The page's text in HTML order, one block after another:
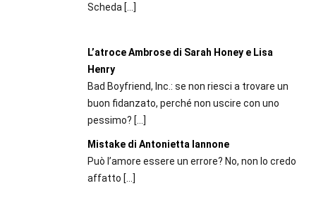
Scheda […]
L’atroce Ambrose di Sarah Honey e Lisa
Henry
Bad Boyfriend, Inc.: se non riesci a trovare un
buon fidanzato, perché non uscire con uno
pessimo? […]
Mistake di Antonietta Iannone
Può l’amore essere un errore? No, non lo credo
affatto […]